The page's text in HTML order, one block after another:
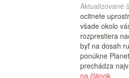
Aktualizované
ocitnete
všade okolo
rozprestiera
byť na dosah
ponúkne
prechádza
na článok